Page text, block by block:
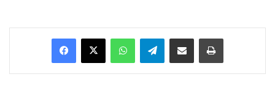
Facebook
X WhatsAppTelegramEnviar vía email Imprimir